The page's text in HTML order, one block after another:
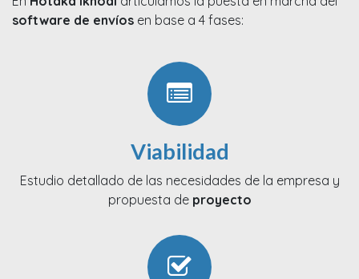
software de envíos en base a 4 fases:
Viabilidad
Estudio detallado de las necesidades de la empresa y
propuesta de proyecto